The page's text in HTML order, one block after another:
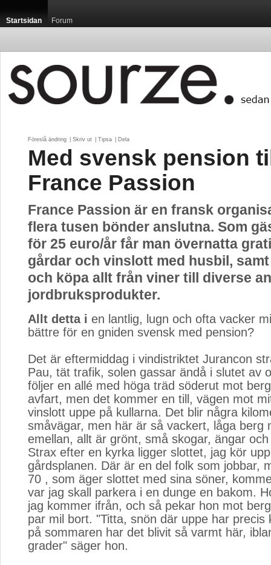
Startsidan Forum
Föreslå ändring Skriv ut Tipsa Dela
Med svensk pension
France Passion
France Passion är en fransk
flera tusen bönder anslutna. Som
för 25 euro/år får man övernatta
gårdar och vinslott med husbil,
och köpa allt från viner till diverse
jordbruksprodukter.
Allt detta i en lantlig, lugn och ofta vacker
bättre för en gniden svensk med pension?
Det är eftermiddag i vindistriktet Jurancon
Pau, tät trafik, solen gassar ändå i slutet av
följer en allé med höga träd söderut mot
avfart, men det kommer en till, vägen mot
vinslott uppe på kullarna. Det blir några
småvägar, men här är så vackert, låga berg
emellan, allt är grönt, små skogar, ängar
Strax efter en kyrka ligger slottet, jag kör
gårdsplanen. Där är en del folk som jobbar,
70 , som äger slottet med sina söner,
var jag skall parkera i en dunge en bakom.
jag kommer ifrån, och så pekar hon mot
par mil bort. "Titta, snön där uppe har precis
på sommaren har det blivit så varmt här,
grader" säger hon.